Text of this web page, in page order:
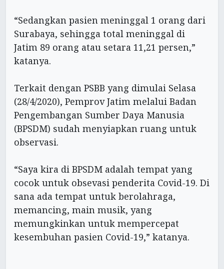
“Sedangkan pasien meninggal 1 orang dari
Surabaya, sehingga total meninggal di
Jatim 89 orang atau setara 11,21 persen,”
katanya.
Terkait dengan PSBB yang dimulai Selasa
(28/4/2020), Pemprov Jatim melalui Badan
Pengembangan Sumber Daya Manusia
(BPSDM) sudah menyiapkan ruang untuk
observasi.
“Saya kira di BPSDM adalah tempat yang
cocok untuk obsevasi penderita Covid-19. Di
sana ada tempat untuk berolahraga,
memancing, main musik, yang
memungkinkan untuk mempercepat
kesembuhan pasien Covid-19,” katanya.